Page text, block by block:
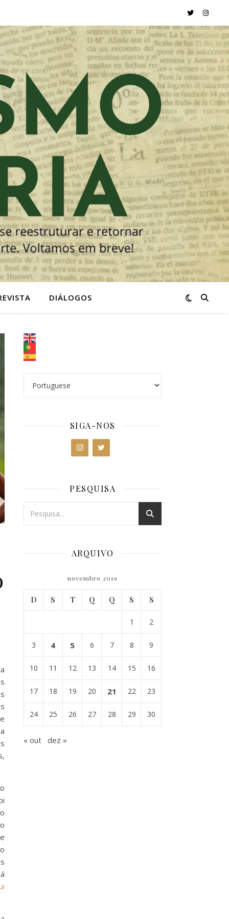
DIÁLOGOS
SIGA-NOS
PESQUISA
ARQUIVO
novembro 2019
D S T Q Q S S
1 2
3 4 5 6 7 8 9
10 11 12 13 14 15 16
17 18 19 20 21 22 23
24 25 26 27 28 29 30
« out dez »